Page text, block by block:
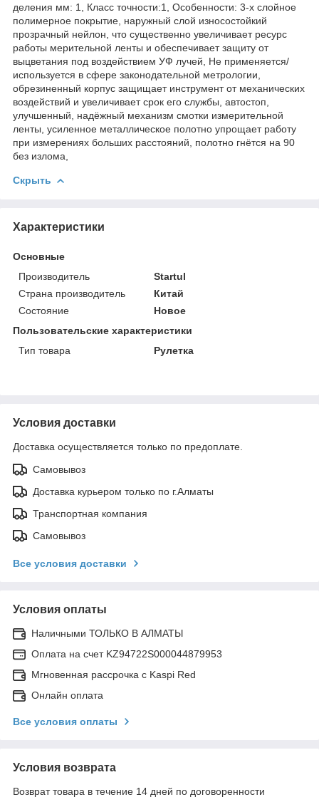
деления мм: 1, Класс точности:1, Особенности: 3-х слойное
полимерное покрытие, наружный слой износостойкий
прозрачный нейлон, что существенно увеличивает ресурс
работы мерительной ленты и обеспечивает защиту от
выцветания под воздействием УФ лучей, Не применяется/
используется в сфере законодательной метрологии,
обрезиненный корпус защищает инструмент от механических
воздействий и увеличивает срок его службы, автостоп,
улучшенный, надёжный механизм смотки измерительной
ленты, усиленное металлическое полотно упрощает работу
при измерениях больших расстояний, полотно гнётся на 90
без излома,
Скрыть
Характеристики
Основные
Производитель
Startul
Страна производитель
Китай
Состояние
Новое
Пользовательские характеристики
Тип товара
Рулетка
Условия доставки
Доставка осуществляется только по предоплате.
Самовывоз
Доставка курьером только по г.Алматы
Транспортная компания
Самовывоз
Все условия доставки
Условия оплаты
Наличными ТОЛЬКО В АЛМАТЫ
Оплата на счет KZ94722S000044879953
Мгновенная рассрочка с Kaspi Red
Онлайн оплата
Все условия оплаты
Условия возврата
Возврат товара в течение 14 дней по договоренности